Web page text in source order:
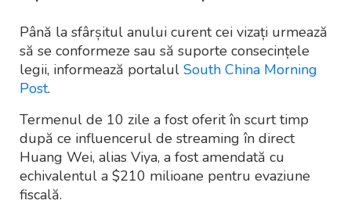
Până la sfârșitul anului curent cei vizați urmează
să se conformeze sau să suporte consecințele
legii, informează portalul South China Morning
Post.
Termenul de 10 zile a fost oferit în scurt timp
după ce influencerul de streaming în direct
Huang Wei, alias Viya, a fost amendată cu
echivalentul a $210 milioane pentru evaziune
fiscală.